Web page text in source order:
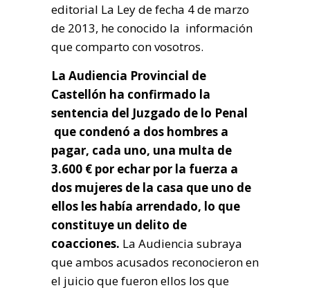
editorial La Ley de fecha 4 de marzo
de 2013, he conocido la información
que comparto con vosotros.
La Audiencia Provincial de
Castellón ha confirmado la
sentencia del Juzgado de lo Penal
que condenó a dos hombres a
pagar, cada uno, una multa de
3.600 € por echar por la fuerza a
dos mujeres de la casa que uno de
ellos les había arrendado, lo que
constituye un delito de
coacciones. La Audiencia subraya
que ambos acusados reconocieron en
el juicio que fueron ellos los que